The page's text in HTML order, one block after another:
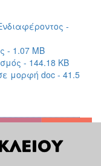
-
- 1.07 MB
- 144.18 KB
μορφή doc - 41.5